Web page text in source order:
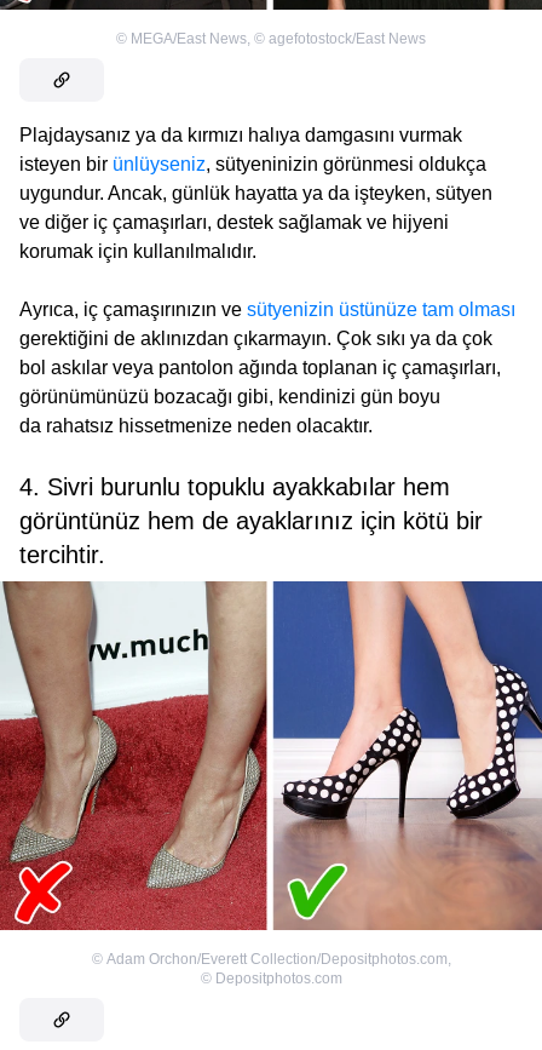
© MEGA/East News, © agefotostock/East News
Plajdaysanız ya da kırmızı halıya damgasını vurmak
isteyen bir ünlüyseniz, sütyeninizin görünmesi oldukça
uygundur. Ancak, günlük hayatta ya da işteyken, sütyen
ve diğer iç çamaşırları, destek sağlamak ve hijyeni
korumak için kullanılmalıdır.
Ayrıca, iç çamaşırınızın ve sütyenizin üstünüze tam olması
gerektiğini de aklınızdan çıkarmayın. Çok sıkı ya da çok
bol askılar veya pantolon ağında toplanan iç çamaşırları,
görünümünüzü bozacağı gibi, kendinizi gün boyu
da rahatsız hissetmenize neden olacaktır.
4. Sivri burunlu topuklu ayakkabılar hem
görüntünüz hem de ayaklarınız için kötü bir
tercihtir.
© Adam Orchon/Everett Collection/Depositphotos.com,
© Depositphotos.com